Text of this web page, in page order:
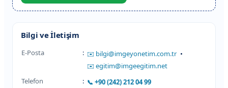
Bilgi ve İletişim
E-Posta : bilgi@imgeyonetim.com.tr •
egitim@imgeegitim.net
Telefon
:
+90 (242) 212 04 99